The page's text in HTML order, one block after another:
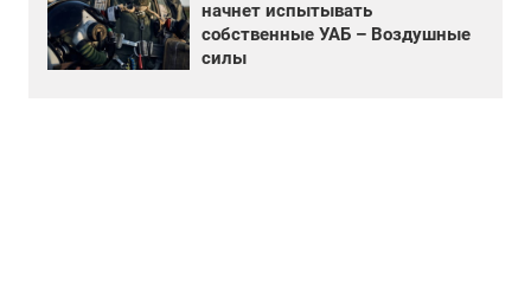
начнет испытывать
собственные УАБ – Воздушные
силы